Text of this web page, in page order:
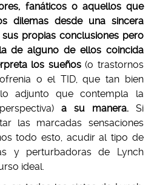
fanáticos o aquellos que
dilemas desde una sincera
propias conclusiones pero
de alguno de ellos coincida
los sueños(o trastornos
o el TID, que tan bien
adjunto que contempla la
a su manera.Si
las marcadas sensaciones
todo esto, acudir al tipo de
y perturbadoras de Lynch
ideal.